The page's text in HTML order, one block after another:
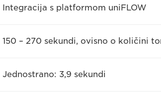
Integracija s platformom uniFLOW
150 – 270 sekundi, ovisno o količini
Jednostrano: 3,9 sekundi